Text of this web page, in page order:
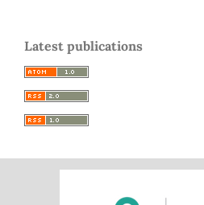
Latest publications